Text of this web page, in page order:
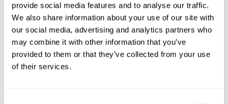
provide social media features and to analyse our traffic.
We also share information about your use of our site with
our social media, advertising and analytics partners who
may combine it with other information that you’ve
provided to them or that they’ve collected from your use
of their services.
Estas son las preguntas más frecuentes sobre Chef a
Domicilio en Departamento del Cauca.
¿Qué incluye un servicio de Chef a Domicilio en